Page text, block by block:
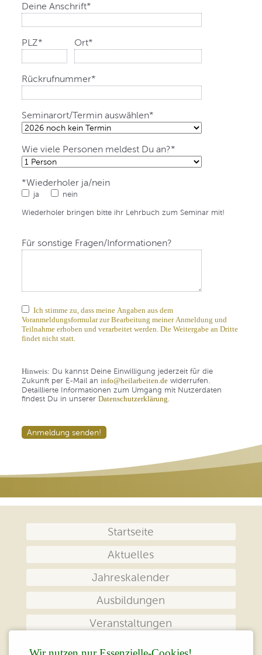
Pflichtfeld
Deine Anschrift*
Pflichtfeld
PLZ* Pflichtfeld
Ort*
Pflichtfeld
Rückrufnummer*
Pflichtfeld
Seminarort/Termin auswählen*
Pflichtfeld
Wie viele Personen meldest Du an?*
Pflichtfeld
Wiederholer ja/nein
*
ja nein
Wiederholer bringen bitte ihr Lehrbuch zum Seminar mit!
Für sonstige Fragen/Informationen?
Ich stimme zu, dass meine Angaben aus dem
Voranmeldungsformular zur Bearbeitung meiner Anmeldung und
Teilnahme erhoben und verarbeitet werden. Die Weitergabe an Dritte
findet nicht statt.
Hinweis: Du kannst Deine Einwilligung jederzeit für die
Zukunft per E-Mail an info@heilarbeiten.de widerrufen.
Detaillierte Informationen zum Umgang mit Nutzerdaten
findest Du in unserer Datenschutzerklärung.
Anmeldung senden!
überspringen
Startseite
Aktuelles
Jahreskalender
Ausbildungen
Veranstaltungen
Das Zentrum